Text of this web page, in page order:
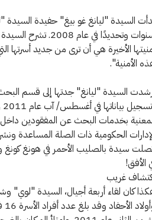
السيدة "ليانغ غو بيغ" حفيدة السيدة
سنوات وتحديدًا في
الأخيرة هي أن ترى من جديد
الأمنية".
السيدة "ليانغ" جدتها إلى قسم
بخدمات البحث عن المفقودين
الحكومية ذات الصلة المساعدة
سيدة بالصليب الأحمر في هونغ كونغ
الأفق!
غريب
كان لقاء أربعة أجيال، السيدة "لوي"